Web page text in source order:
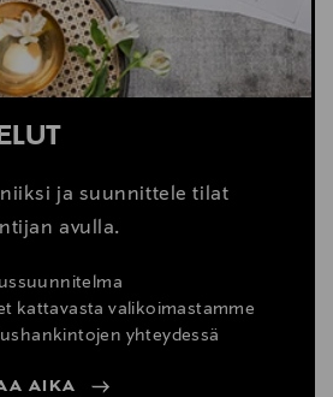
35 astetta
12, 15,5, 19, 22,5 astetta
ja suunnittele tilat
avulla.
kattavasta valikoimastamme
yhteydessä
AIKA